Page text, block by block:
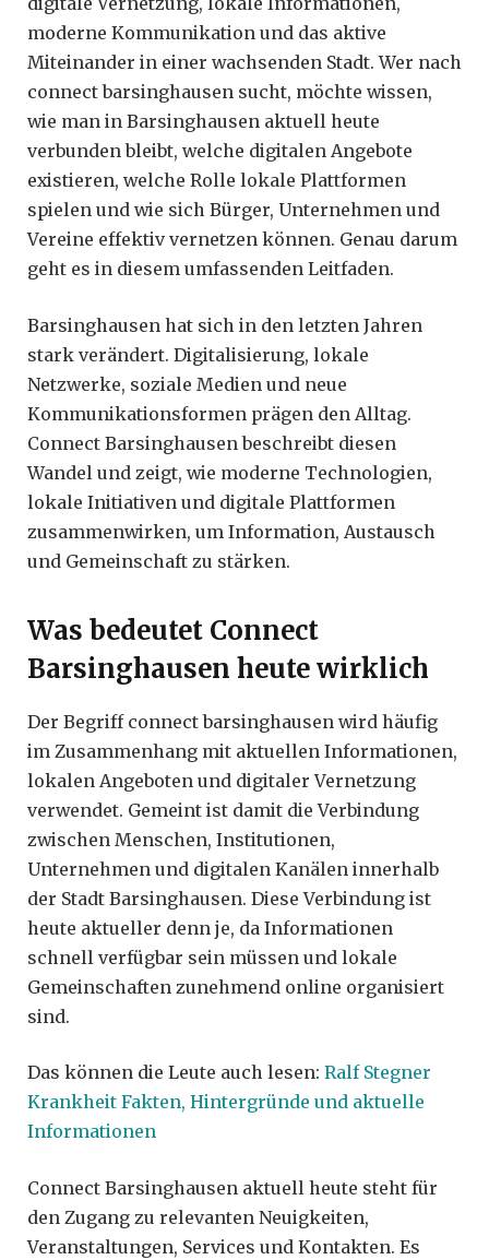
moderne Kommunikation und das aktive
Miteinander in einer wachsenden Stadt. Wer nach
connect barsinghausen sucht, möchte wissen,
wie man in Barsinghausen aktuell heute
verbunden bleibt, welche digitalen Angebote
existieren, welche Rolle lokale Plattformen
spielen und wie sich Bürger, Unternehmen und
Vereine effektiv vernetzen können. Genau darum
geht es in diesem umfassenden Leitfaden.
Barsinghausen hat sich in den letzten Jahren
stark verändert. Digitalisierung, lokale
Netzwerke, soziale Medien und neue
Kommunikationsformen prägen den Alltag.
Connect Barsinghausen beschreibt diesen
Wandel und zeigt, wie moderne Technologien,
lokale Initiativen und digitale Plattformen
zusammenwirken, um Information, Austausch
und Gemeinschaft zu stärken.
Was bedeutet Connect
Barsinghausen heute wirklich
Der Begriff connect barsinghausen wird häufig
im Zusammenhang mit aktuellen Informationen,
lokalen Angeboten und digitaler Vernetzung
verwendet. Gemeint ist damit die Verbindung
zwischen Menschen, Institutionen,
Unternehmen und digitalen Kanälen innerhalb
der Stadt Barsinghausen. Diese Verbindung ist
heute aktueller denn je, da Informationen
schnell verfügbar sein müssen und lokale
Gemeinschaften zunehmend online organisiert
sind.
Das können die Leute auch lesen: Ralf Stegner
Krankheit Fakten, Hintergründe und aktuelle
Informationen
Connect Barsinghausen aktuell heute steht für
den Zugang zu relevanten Neuigkeiten,
Veranstaltungen, Services und Kontakten. Es